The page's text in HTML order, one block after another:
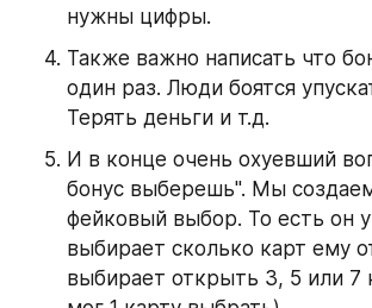
нужны цифры.
Также важно написать что
один раз. Люди боятся
Терять деньги и т.д.
И в конце очень охуевший
бонус выберешь". Мы
фейковый выбор. То есть он
выбирает сколько карт ему
выбирает открыть 3, 5 или 7